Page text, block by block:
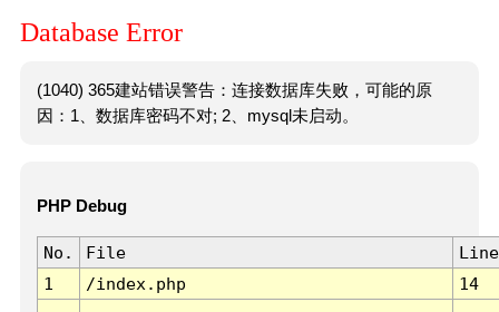
Database Error
(1040) 365建站错误警告：连接数据库失败，可能的原
因：1、数据库密码不对; 2、mysql未启动。
PHP Debug
No. File
Line
1
/index.php 14